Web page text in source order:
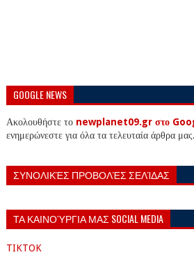
GOOGLE NEWS
Ακολουθήστε το newplanet09.gr στο
ενημερώνεστε για όλα τα τελευταία άρθρα μας.
ΣΥΝΟΛΙΚΈΣ ΠΡΟΒΟΛΈΣ ΣΕΛΊΔΑΣ
ΤΑ ΚΑΙΝΟΎΡΓΙΑ ΜΑΣ SOCIAL MEDIA
TIKTOK